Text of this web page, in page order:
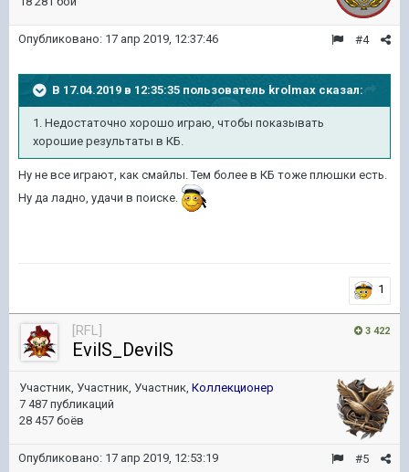
#4
Опубликовано: 17 апр 2019, 12:37:46
В 17.04.2019 в 12:35:35 пользователь krolmax сказал:
1. Недостаточно хорошо играю, чтобы показывать
хорошие результаты в КБ.
Ну не все играют, как смайлы. Тем более в КБ тоже плюшки есть.
Ну да ладно, удачи в поиске.
1
3 422
[RFL]
EvilS_DevilS
Участник, Участник, Участник, Коллекционер
7 487 публикаций
28 457 боёв
#5
Опубликовано: 17 апр 2019, 12:53:19